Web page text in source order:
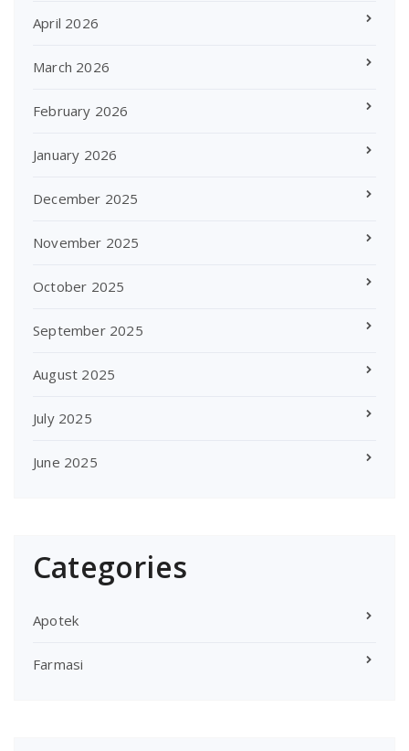
April 2026
March 2026
February 2026
January 2026
December 2025
November 2025
October 2025
September 2025
August 2025
July 2025
June 2025
Categories
Apotek
Farmasi